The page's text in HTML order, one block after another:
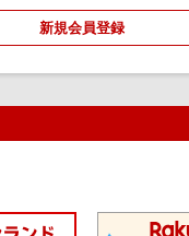
新規会員登録